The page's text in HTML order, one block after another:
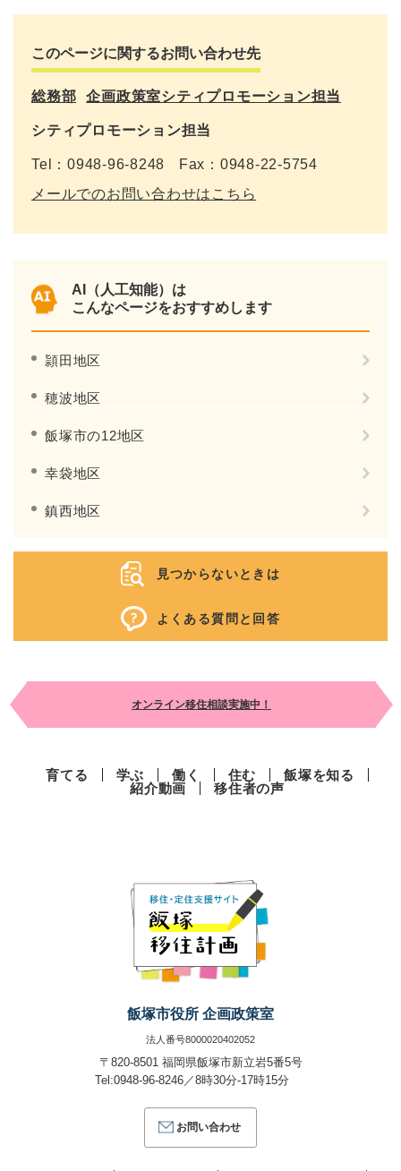
このページに関するお問い合わせ先
総務部 企画政策室シティプロモーション担当
シティプロモーション担当
Tel：0948-96-8248
Fax：0948-22-5754
メールでのお問い合わせはこちら
AI（人工知能）は
こんなページをおすすめします
頴田地区
穂波地区
飯塚市の12地区
幸袋地区
鎮西地区
見つからないときは
よくある質問と回答
オンライン移住相談実施中！
育てる 学ぶ 働く 住む
飯塚を知る
紹介動画
移住者の声
飯塚市役所 企画政策室
法人番号8000020402052
〒820-8501 福岡県飯塚市新立岩5番5号
Tel:0948-96-8246／8時30分-17時15分
お問い合わせ